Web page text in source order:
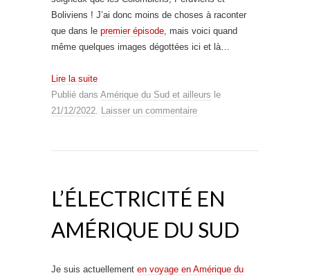
Boliviens ! J’ai donc moins de choses à raconter
que dans le premier épisode, mais voici quand
même quelques images dégottées ici et là…
Lire la suite
Publié dans Amérique du Sud et ailleurs le
21/12/2022. Laisser un commentaire
L’ÉLECTRICITÉ EN
AMÉRIQUE DU SUD
Je suis actuellement en voyage en Amérique du